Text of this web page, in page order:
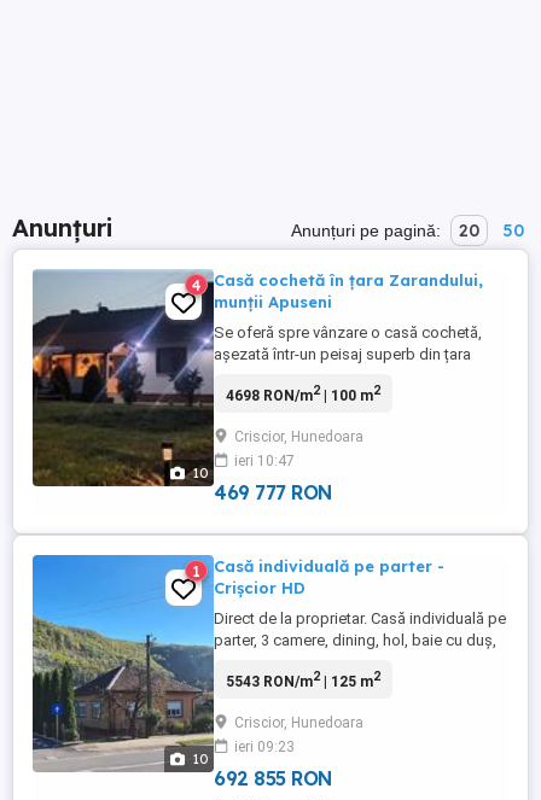
Anunțuri Anunțuri pe pagină: 20 50
10
4
Casă cochetă în țara Zarandului,
munții Apuseni
Se oferă spre vânzare o casă cochetă,
așezată într-un peisaj superb din țara
Vulcan, o emblemă a Țării Moților,
pentru drumeții plimbări, ciclism, offroad,
turism, dar și pentru creșterea de animale,
grădinărit, cultivarea de ...
4698 RON/m2| 100 m2
Criscior, Hunedoara
ieri 10:47
469 777 RON
10
1
Casă individuală pe parter -
Crișcior HD
Direct de la proprietar. Casă individuală pe
parter, 3 camere, dining, hol, baie cu duș,
terasă(21,35 mp), construită din caramidă
construită-149,60 mp. Anexe-magazie
pentru unelte scule și lemne-55,25 mp.
Garaj-22,65 mp. Teren-750 ...
5543 RON/m2| 125 m2
Criscior, Hunedoara
ieri 09:23
692 855 RON